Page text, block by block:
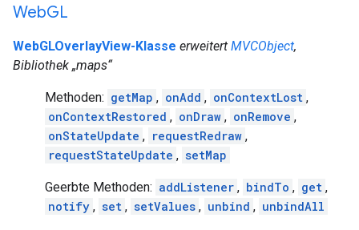
WebGL
WebGLOverlayView-Klasse erweitert MVCObject,
Bibliothek „maps“
Methoden: getMap , onAdd , onContextLost ,
onContextRestored , onDraw , onRemove ,
onStateUpdate , requestRedraw ,
requestStateUpdate , setMap
Geerbte Methoden: addListener , bindTo , get ,
notify , set , setValues , unbind , unbindAll